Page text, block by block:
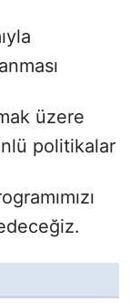
üzere
politikalar